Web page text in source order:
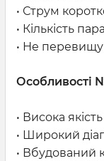
• Струм
• Кількість
• Не
Особливості
• Висока
• Широкий
• Вбудований